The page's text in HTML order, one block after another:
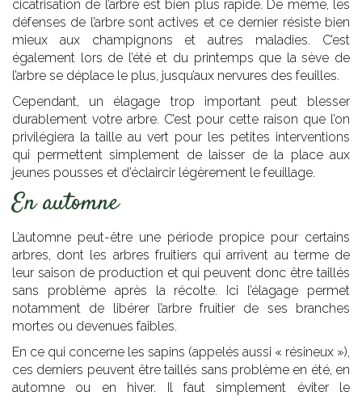
cicatrisation de l’arbre est bien plus rapide. De même, les
défenses de l’arbre sont actives et ce dernier résiste bien
mieux aux champignons et autres maladies. C’est
également lors de l’été et du printemps que la sève de
l’arbre se déplace le plus, jusqu’aux nervures des feuilles.
Cependant, un élagage trop important peut blesser
durablement votre arbre. C’est pour cette raison que l’on
privilégiera la taille au vert pour les petites interventions
qui permettent simplement de laisser de la place aux
jeunes pousses et d’éclaircir légèrement le feuillage.
En automne
L’automne peut-être une période propice pour certains
arbres, dont les arbres fruitiers qui arrivent au terme de
leur saison de production et qui peuvent donc être taillés
sans problème après la récolte. Ici l’élagage permet
notamment de libérer l’arbre fruitier de ses branches
mortes ou devenues faibles.
En ce qui concerne les sapins (appelés aussi « résineux »),
ces derniers peuvent être taillés sans problème en été, en
automne ou en hiver. Il faut simplement éviter le